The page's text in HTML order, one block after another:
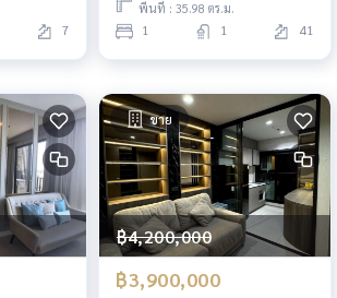
7
พื้นที่ : 35.98 ตร.ม.
1 1 41
ขาย
฿4,200,000
฿3,900,000